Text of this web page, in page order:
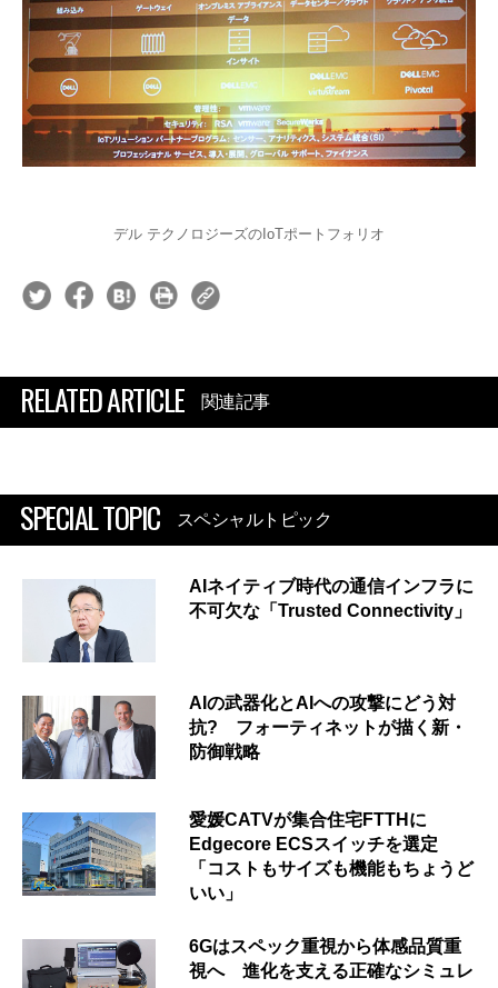
デル テクノロジーズのIoTポートフォリオ
RELATED ARTICLE 関連記事
SPECIAL TOPIC スペシャルトピック
AIネイティブ時代の通信インフラに
不可欠な「Trusted Connectivity」
AIの武器化とAIへの攻撃にどう対
抗? フォーティネットが描く新・
防御戦略
愛媛CATVが集合住宅FTTHに
Edgecore ECSスイッチを選定
「コストもサイズも機能もちょうど
いい」
6Gはスペック重視から体感品質重
視へ 進化を支える正確なシミュレ